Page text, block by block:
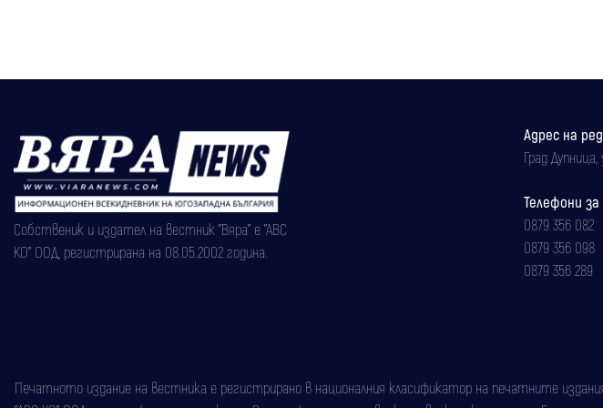
Собственик и издател на вестник "Вяра" е "АВС
КО" ООД, регистрирана на 08.05.2002 година.
Адрес на
Град Дупница,
Телефони за
0879 356 082
0879 356 098
0879 356 289
Печатното издание на вестника е регистрирано в националния класификатор на печатните издания